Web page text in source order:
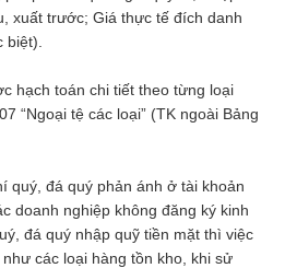
xuất trước; Giá thực tế đích danh
hạch toán chi tiết theo từng loại
“Ngoại tệ các loại” (TK ngoài Bảng
quý, đá quý phản ánh ở tài khoản
doanh nghiệp không đăng ký kinh
đá quý nhập quỹ tiền mặt thì việc
các loại hàng tồn kho, khi sử